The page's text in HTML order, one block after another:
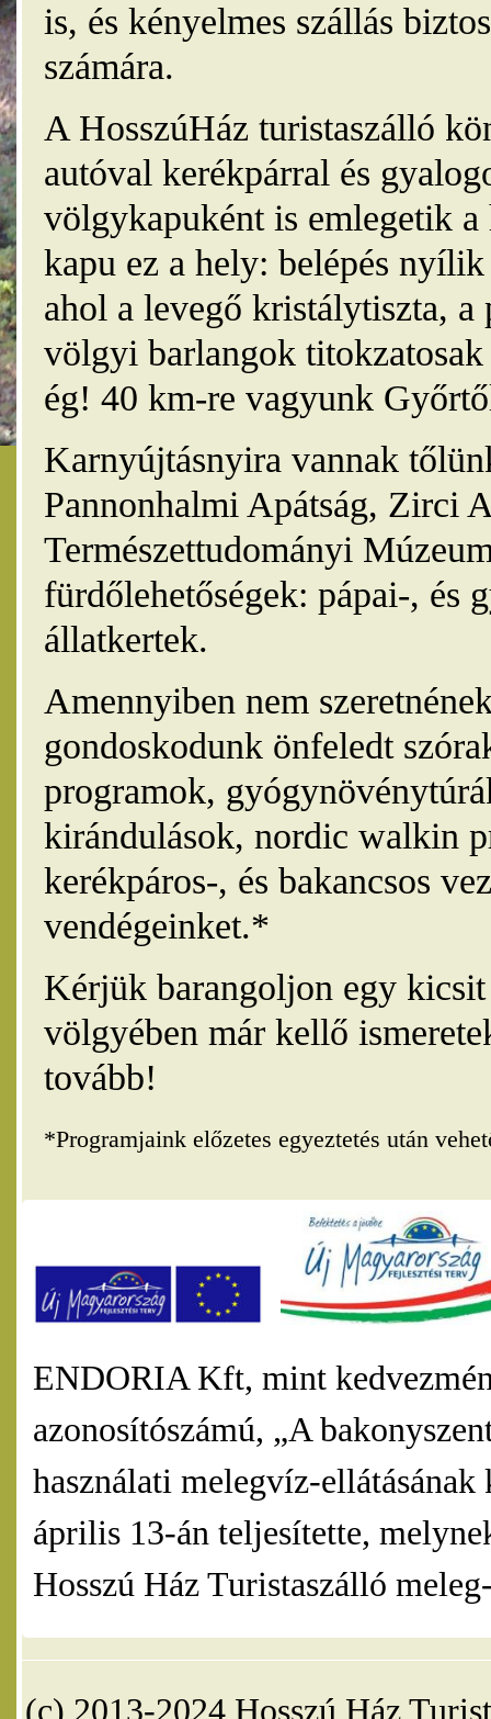
is, és kényelmes szállás
számára.
A HosszúHáz turistaszálló
autóval kerékpárral és
völgykapuként is emlegetik
kapu ez a hely: belépés
ahol a levegő kristálytiszta, a
völgyi barlangok
ég! 40 km-re vagyunk
Karnyújtásnyira vannak
Pannonhalmi Apátság, Zirci
Természettudományi
fürdőlehetőségek: pápai-, és
állatkertek.
Amennyiben nem
gondoskodunk önfeledt
programok,
kirándulások, nordic walkin
kerékpáros-, és bakancsos
vendégeinket.*
Kérjük barangoljon egy
völgyében már kellő
tovább!
*Programjaink előzetes egyeztetés után
ENDORIA Kft, mint
azonosítószámú, „A
használati melegvíz-
április 13-án teljesítette,
Hosszú Ház Turistaszálló
(c) 2013-2024 Hosszú Ház